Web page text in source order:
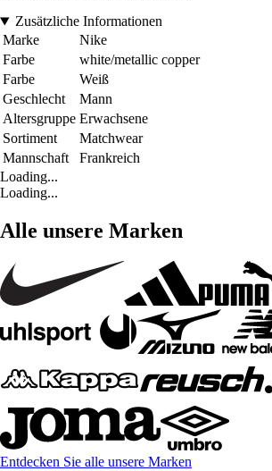
Zusätzliche Informationen
Marke
Nike
Farbe
white/metallic copper
Farbe
Weiß
Geschlecht
Mann
Altersgruppe Erwachsene
Sortiment
Matchwear
Mannschaft
Frankreich
Loading...
Loading...
Alle unsere Marken
Entdecken Sie alle unsere Marken